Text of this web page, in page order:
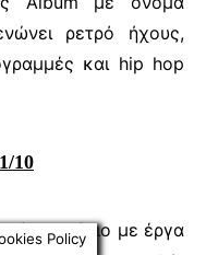
ρετρό ήχους,
και hip hop
10
αναλόγιο με έργα
Policy